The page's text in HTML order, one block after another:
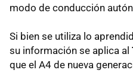
modo de conducción
Si bien se utiliza lo
su información se aplica al
que el A4 de nueva